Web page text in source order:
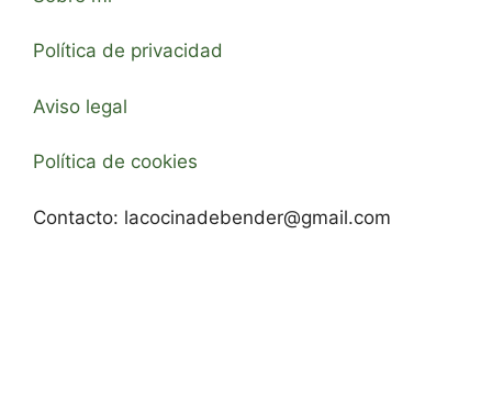
Política de privacidad
Aviso legal
Política de cookies
Contacto: lacocinadebender@gmail.com